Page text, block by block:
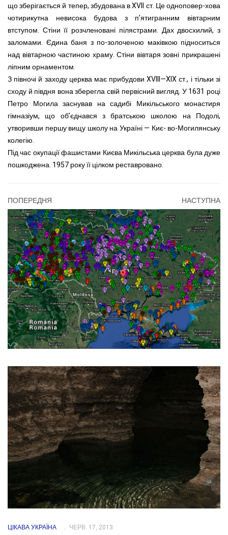
що зберігається й тепер, збудована в XVII ст. Це одноповер-хова
чотирикутна невисока будова з п’ятигранним вівтарним
втступом. Стіни її розчленовані пілястрами. Дах двосхилий, з
заломами. Єдина баня з по-золоченою маківкою підноситься
над вівтарною частиною храму. Стіни вівтаря зовні прикрашені
ліпним орнаментом.
З півночі й заходу церква має прибудови XVIII—XIX ст., і тільки зі
сходу й півдня вона зберегла свій первісний вигляд. У 1631 році
Петро Могила заснував на садибі Микільського монастиря
гімназіум, що об’єднався з братською школою на Подолі,
утворивши першу вищу школу на Україні — Киє- во-Могилянську
колегію.
Під час окупації фашистами Києва Микільська церква була дуже
пошкоджена. 1957 року її цілком реставровано.
ПОПЕРЕДНЯ НАСТУПНА
ЦІКАВА УКРАЇНА ЧЕРВ. 17, 2013